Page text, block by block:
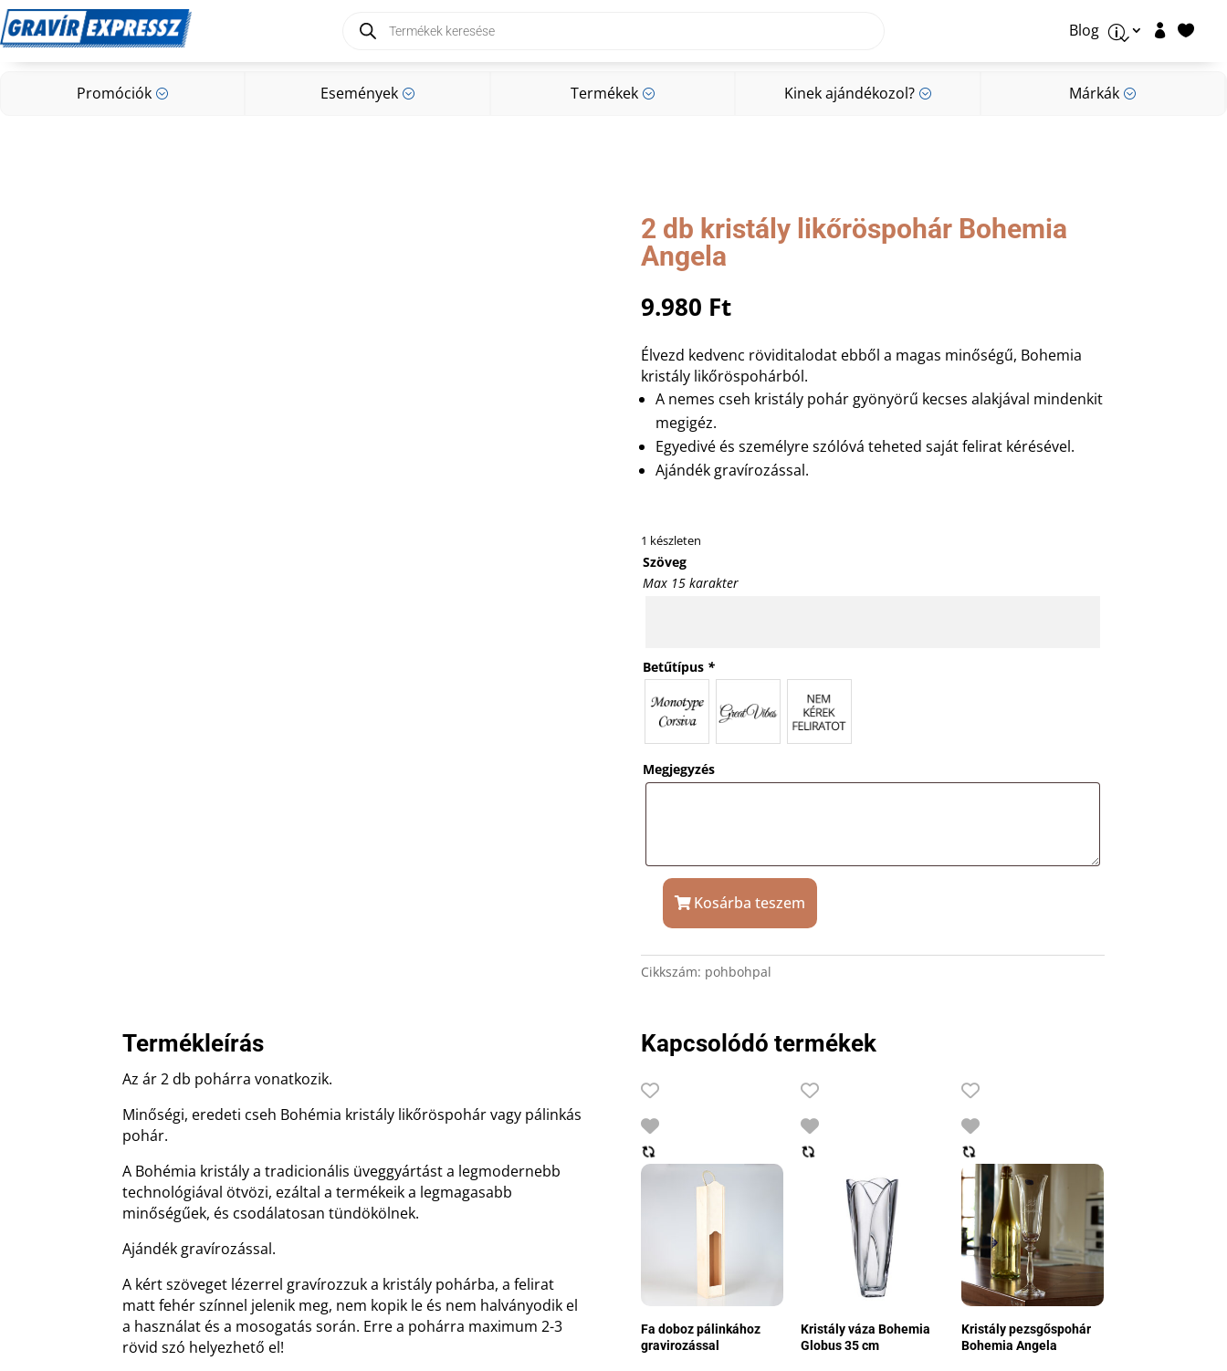
search Blog p  
Promóciók ; Események ; Termékek ; Kinek ajándékozol? ; Márkák ;
Promóciók; Események Márkák;
2 db kristály likőröspohár Bohemia
Angela
9.980 Ft
Élvezd kedvenc röviditalodat ebből a magas minőségű, Bohemia
kristály likőröspohárból.
A nemes cseh kristály pohár gyönyörű kecses alakjával mindenkit
megigéz.
Egyedivé és személyre szólóvá teheted saját felirat kérésével.
Ajándék gravírozással.
1 készleten
Szöveg
Max 15 karakter
Betűtípus *
Megjegyzés
kristály
likőröspohár
mennyiség
Kosárba teszem
Cikkszám: pohbohpal
Termékleírás
Az ár 2 db pohárra vonatkozik.
Minőségi, eredeti cseh Bohémia kristály likőröspohár vagy pálinkás
pohár.
A Bohémia kristály a tradicionális üveggyártást a legmodernebb
technológiával ötvözi, ezáltal a termékeik a legmagasabb
minőségűek, és csodálatosan tündökölnek.
Ajándék gravírozással.
A kért szöveget lézerrel gravírozzuk a kristály pohárba, a felirat
matt fehér színnel jelenik meg, nem kopik le és nem halványodik el
a használat és a mosogatás során. Erre a pohárra maximum 2-3
rövid szó helyezhető el!
Kapcsolódó termékek
Fa doboz pálinkához
gravirozással
Kristály váza Bohemia
Globus 35 cm
Kristály pezsgőspohár
Bohemia Angela